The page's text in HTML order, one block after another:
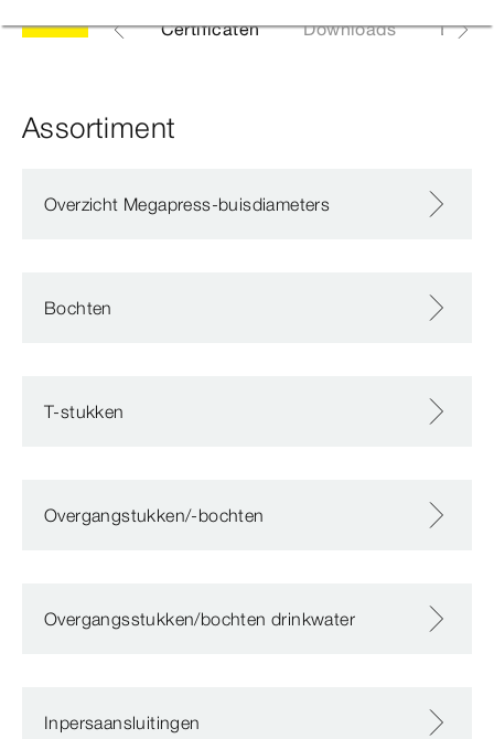
Algemeen Certificaten Downloads EPD
Assortiment
Overzicht Megapress-buisdiameters
Bochten
T-stukken
Overgangstukken/-bochten
Overgangsstukken/bochten drinkwater
Inpersaansluitingen